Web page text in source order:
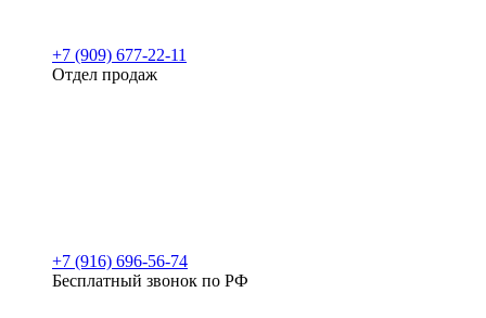
+7 (909) 677-22-11
Отдел продаж
+7 (916) 696-56-74
Бесплатный звонок по РФ